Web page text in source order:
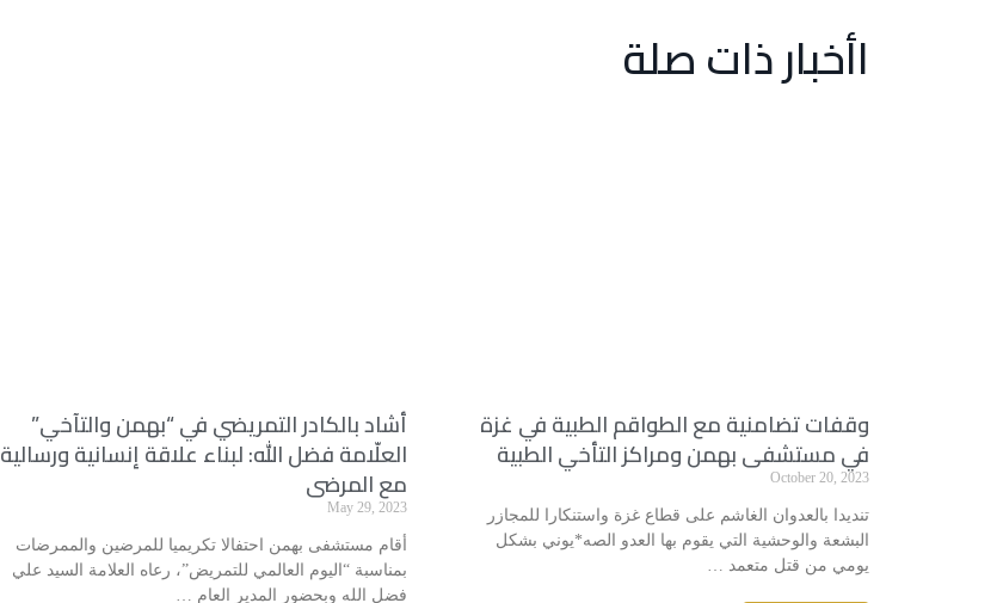
اأخبار ذات صلة
وقفات تضامنية مع الطواقم الطبية في غزة
في مستشفى بهمن ومراكز التأخي الطبية
October 20, 2023
تنديدا بالعدوان الغاشم على قطاع غزة واستنكارا للمجازر
البشعة والوحشية التي يقوم بها العدو الصه*يوني بشكل
يومي من قتل متعمد …
أشاد بالكادر التمريضي في “بهمن والتآخي”
العلّامة فضل الله: لبناء علاقة إنسانية ورسالية
مع المرضى
May 29, 2023
أقام مستشفى بهمن احتفالا تكريميا للمرضين والممرضات
بمناسبة “اليوم العالمي للتمريض”، رعاه العلامة السيد علي
فضل الله وبحضور المدير العام …